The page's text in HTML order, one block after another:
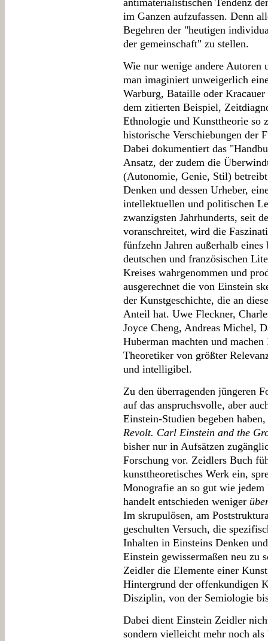
antimaterialistischen Tendenz
im Ganzen aufzufassen. Denn
Begehren der "heutigen
der gemeinschaft" zu stellen.
Wie nur wenige andere
man imaginiert unweigerlich
Warburg, Bataille oder
dem zitierten Beispiel,
Ethnologie und Kunsttheorie so
historische Verschiebungen der
Dabei dokumentiert das
Ansatz, der zudem die
(Autonomie, Genie, Stil)
Denken und dessen Urheber,
intellektuellen und politischen
zwanzigsten Jahrhunderts, seit
voranschreitet, wird die
fünfzehn Jahren außerhalb
deutschen und französischen
Kreises wahrgenommen und
ausgerechnet die von Einstein
der Kunstgeschichte, die an
Anteil hat. Uwe Fleckner,
Joyce Cheng, Andreas Michel,
Huberman machten und
Theoretiker von größter
und intelligibel.
Zu den überragenden jüngeren
auf das anspruchsvolle, aber
Einstein-Studien begeben
Revolt. Carl Einstein and the
bisher nur in Aufsätzen
Forschung vor. Zeidlers Buch
kunsttheoretisches Werk ein,
Monografie an so gut wie
handelt entschieden weniger
Im skrupulösen, am
geschulten Versuch, die
Inhalten in Einsteins Denken
Einstein gewissermaßen neu zu
Zeidler die Elemente einer
Hintergrund der offenkundigen
Disziplin, von der Semiologie
Dabei dient Einstein Zeidler
sondern vielleicht mehr noch